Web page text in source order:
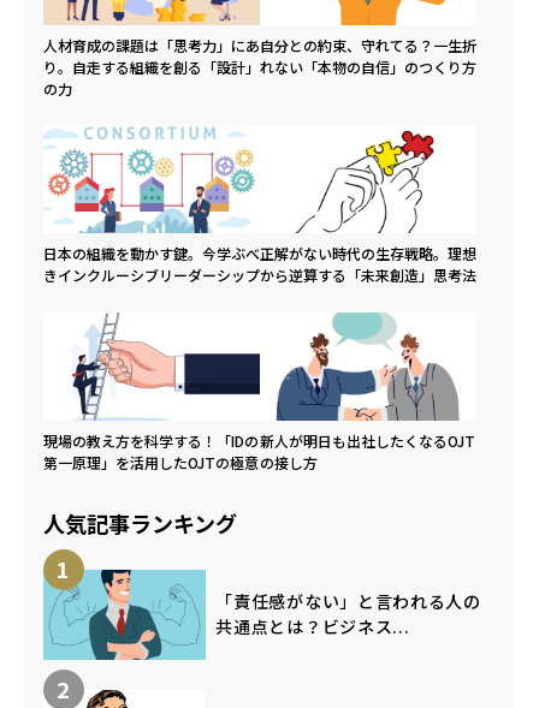
人材育成の課題は「思考力」にあ
り。自走する組織を創る「設計」
の力
自分との約束、守れてる？一生折
れない「本物の自信」のつくり方
日本の組織を動かす鍵。今学ぶべ
きインクルーシブリーダーシップ
正解がない時代の生存戦略。理想
から逆算する「未来創造」思考法
現場の教え方を科学する！「IDの
第一原理」を活用したOJTの極意
新人が明日も出社したくなるOJT
の接し方
人気記事ランキング
1
「責任感がない」と言われる人の
共通点とは？ビジネス...
2